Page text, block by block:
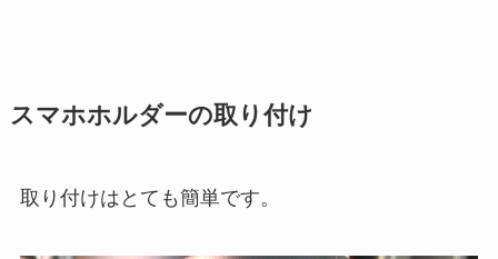
スマホホルダーの取り付け
取り付けはとても簡単です。